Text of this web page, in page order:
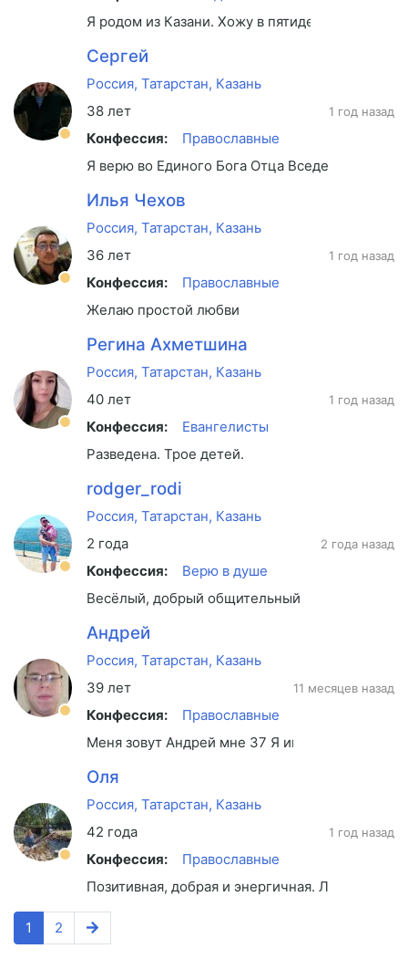
Я родом из Казани. Хожу в
Сергей
Россия, Татарстан, Казань
38 лет
Конфессия:
Православные
Я верю во Единого Бога Отца Вседержителя,
1 год назад
Илья Чехов
Россия, Татарстан, Казань
36 лет
Конфессия:
Православные
Желаю простой любви
1 год назад
Регина Ахметшина
Россия, Татарстан, Казань
40 лет
Конфессия:
Евангелисты
Разведена. Трое детей.
1 год назад
rodger_rodi
Россия, Татарстан, Казань
2 года
Конфессия:
Верю в душе
Весёлый, добрый общительный
2 года назад
Андрей
Россия, Татарстан, Казань
39 лет
Конфессия:
Православные
Меня зовут Андрей мне 37 Я ищу серьезные
11 месяцев назад
Оля
Россия, Татарстан, Казань
42 года
Конфессия:
Православные
Позитивная, добрая и энергичная. Люблю
1 год назад
1 2